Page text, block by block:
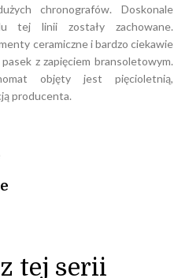
chronografów. Doskonale
tej linii zostały zachowane.
ceramiczne i bardzo ciekawie
z zapięciem bransoletowym.
objęty jest pięcioletnią,
producenta.
tej serii